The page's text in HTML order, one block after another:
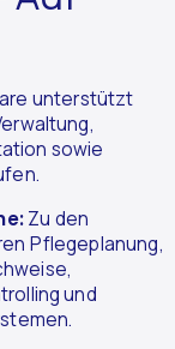
unterstützt
sowie
Zu den
Pflegeplanung,
und